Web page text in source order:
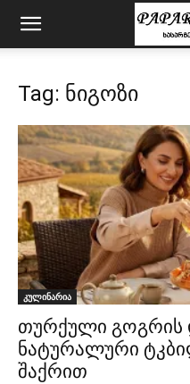
Tag: ნიგოზი
კულინარია
თურქული გოგრის
ნატურალური
შაქრით